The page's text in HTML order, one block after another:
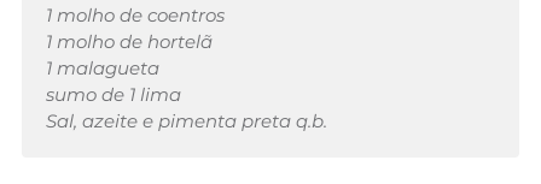
1 molho de coentros
1 molho de hortelã
1 malagueta
sumo de 1 lima
Sal, azeite e pimenta preta q.b.